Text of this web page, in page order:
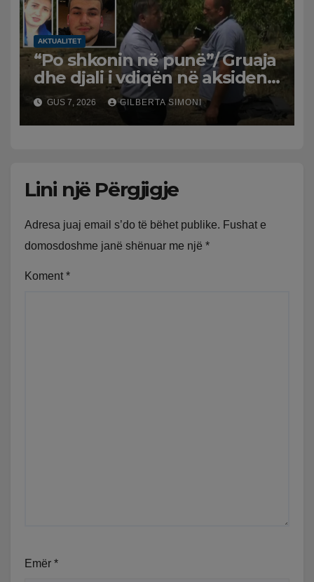
AKTUALITET
“Po shkonin në punë”/ Gruaja
dhe djali i vdiqën në aksident,
shqiptari në Greqi prek
zemrat: Humba gjithçka!
GUS 7, 2026 GILBERTA SIMONI
Lini një Përgjigje
Adresa juaj email s’do të bëhet publike. Fushat e
domosdoshme janë shënuar me një *
Koment *
Emër *